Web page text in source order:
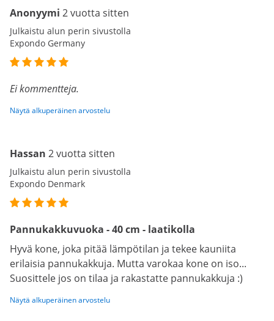
Anonyymi 2 vuotta sitten
Julkaistu alun perin sivustolla
Expondo Germany
Ei kommentteja.
Näytä alkuperäinen arvostelu
Hassan 2 vuotta sitten
Julkaistu alun perin sivustolla
Expondo Denmark
Pannukakkuvuoka - 40 cm - laatikolla
Hyvä kone, joka pitää lämpötilan ja tekee kauniita
erilaisia pannukakkuja. Mutta varokaa kone on iso...
Suosittele jos on tilaa ja rakastatte pannukakkuja :)
Näytä alkuperäinen arvostelu